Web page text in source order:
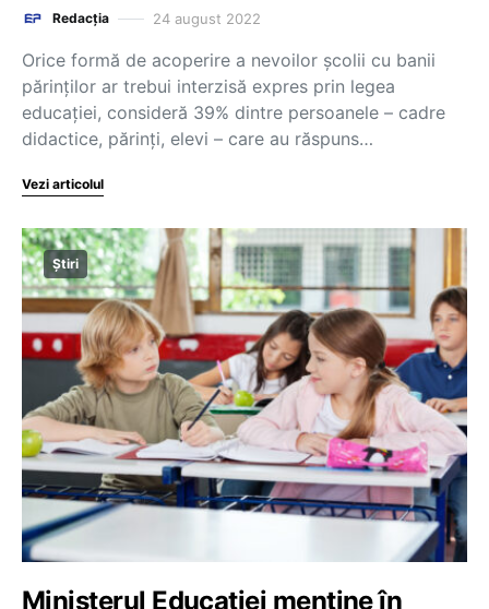
Redacția 24 august 2022
Orice formă de acoperire a nevoilor școlii cu banii
părinților ar trebui interzisă expres prin legea
educației, consideră 39% dintre persoanele – cadre
didactice, părinți, elevi – care au răspuns…
Vezi articolul
Știri
Ministerul Educației menține în